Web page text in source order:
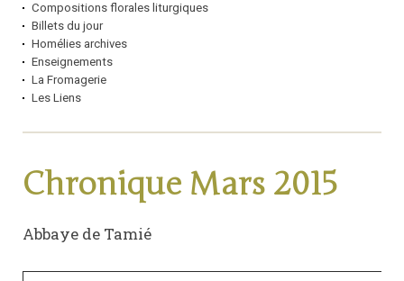
Compositions florales liturgiques
Billets du jour
Homélies archives
Enseignements
La Fromagerie
Les Liens
Chronique Mars 2015
Abbaye de Tamié